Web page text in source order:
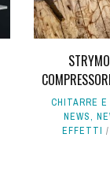
CHITARRE
NEWS,
EFFETTI